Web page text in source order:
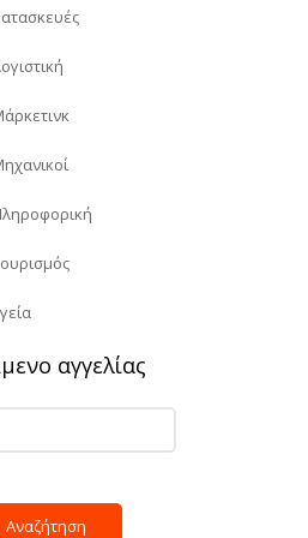
αγγελίας